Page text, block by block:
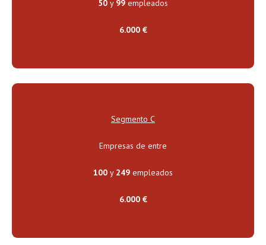
50 y 99 empleados
6.000 €
Segmento C
Empresas de entre
100 y 249 empleados
6.000 €